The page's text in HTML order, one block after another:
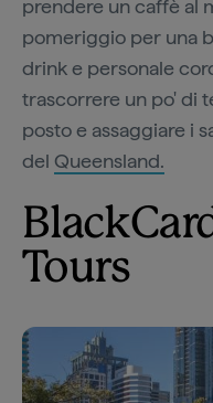
prendere un caffè al
pomeriggio per una
drink e personale
trascorrere un po' di
posto e assaggiare i
del Queensland.
Tours